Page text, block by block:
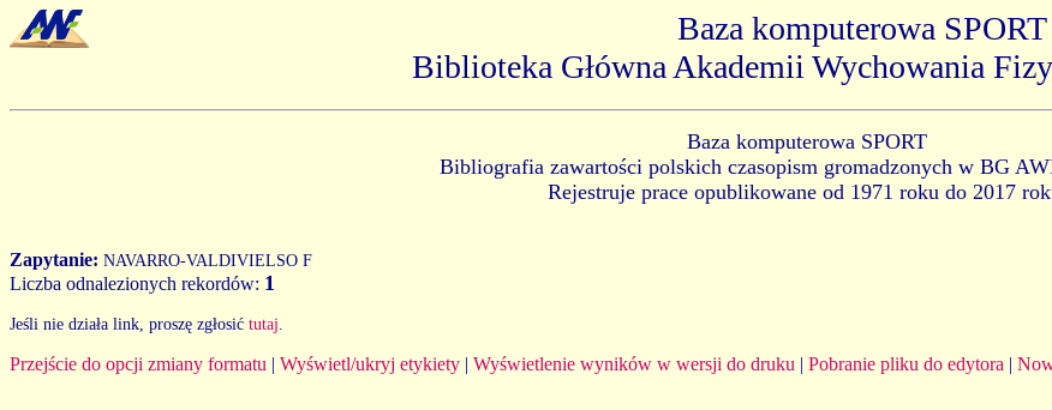
Baza komputerowa SPORT
Biblioteka Główna Akademii Wychowania
Baza komputerowa SPORT
Bibliografia zawartości polskich czasopism gromadzonych w BG
Rejestruje prace opublikowane od 1971 roku do 2017
Zapytanie: NAVARRO-VALDIVIELSO F
Liczba odnalezionych rekordów: 1
Jeśli nie działa link, proszę zgłosić tutaj
Przejście do opcji zmiany formatu | Wyświetl/ukryj etykiety | Wyświetlenie wyników w wersji do druku | Pobranie pliku do edytora |